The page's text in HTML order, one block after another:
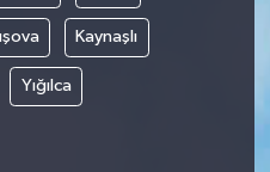
Kaynaşlı
Yığılca